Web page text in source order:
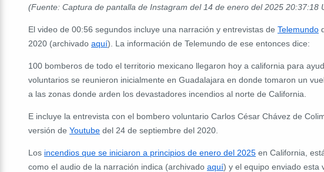
(Fuente: Captura de pantalla de Instagram del 14 de enero del 2025 20:37:18
El video de 00:56 segundos incluye una narración y entrevistas de Telemundo
2020 (archivado aquí). La información de Telemundo de ese entonces dice:
100 bomberos de todo el territorio mexicano llegaron hoy a california para
voluntarios se reunieron inicialmente en Guadalajara en donde tomaron un
a las zonas donde arden los devastadores incendios al norte de California.
E incluye la entrevista con el bombero voluntario Carlos César Chávez de
versión de Youtube del 24 de septiembre del 2020.
Los incendios que se iniciaron a principios de enero del 2025 en California,
como el audio de la narración indica (archivado aquí) y el equipo enviado esta